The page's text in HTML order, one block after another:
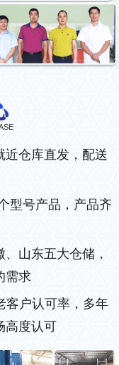
近仓库直发，配送
型号产品，产品齐
山东五大仓储，
需求
客户认可率，多年
高度认可